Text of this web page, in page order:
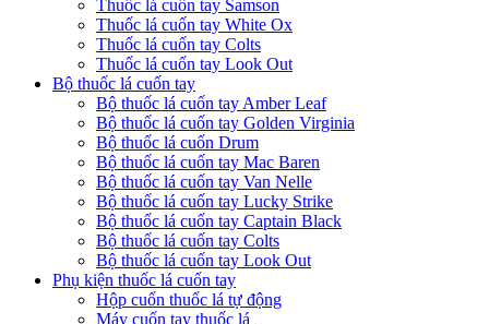
Thuốc lá cuốn tay Samson
Thuốc lá cuốn tay White Ox
Thuốc lá cuốn tay Colts
Thuốc lá cuốn tay Look Out
Bộ thuốc lá cuốn tay
Bộ thuốc lá cuốn tay Amber Leaf
Bộ thuốc lá cuốn tay Golden Virginia
Bộ thuốc lá cuốn Drum
Bộ thuốc lá cuốn tay Mac Baren
Bộ thuốc lá cuốn tay Van Nelle
Bộ thuốc lá cuốn tay Lucky Strike
Bộ thuốc lá cuốn tay Captain Black
Bộ thuốc lá cuốn tay Colts
Bộ thuốc lá cuốn tay Look Out
Phụ kiện thuốc lá cuốn tay
Hộp cuốn thuốc lá tự động
Máy cuốn tay thuốc lá